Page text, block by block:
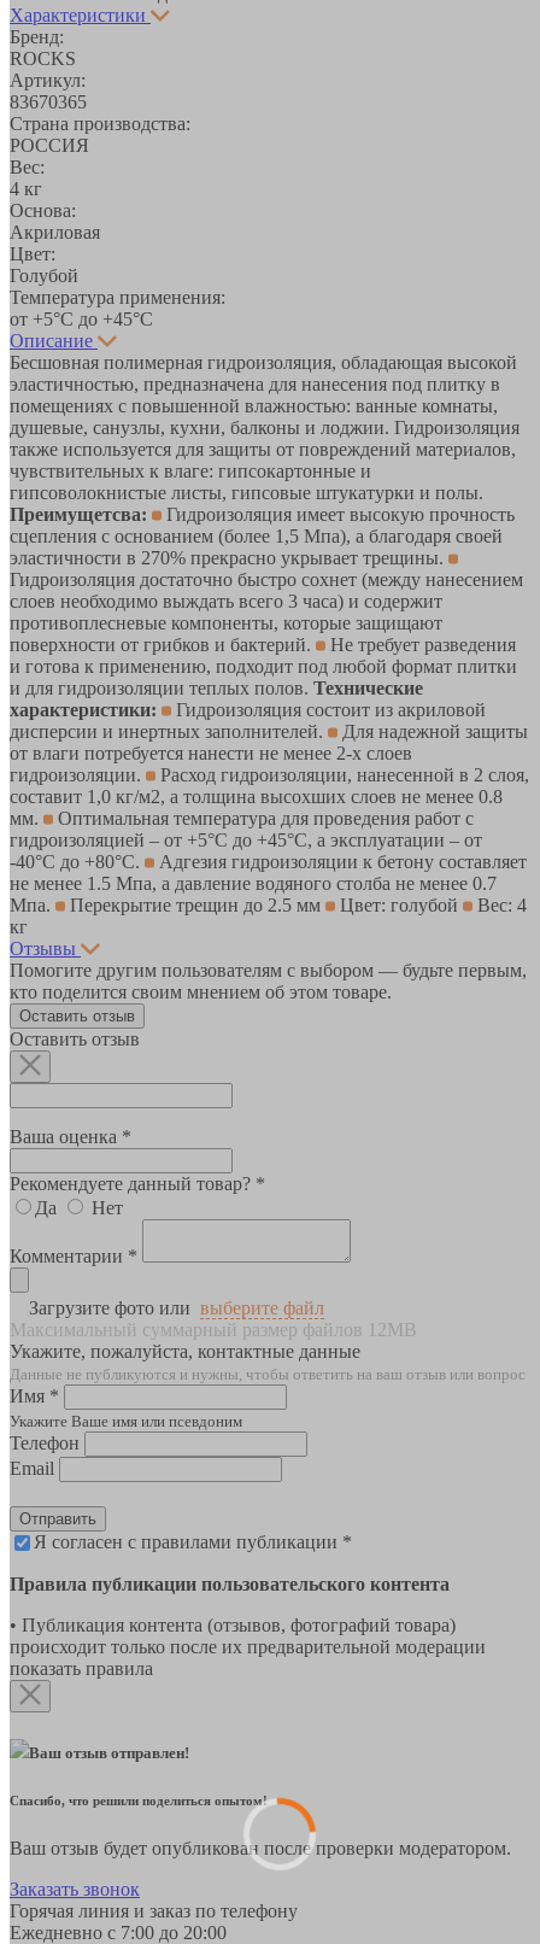
Характеристики
Бренд:
ROCKS
Артикул:
83670365
Страна производства:
РОССИЯ
Вес:
4 кг
Основа:
Акриловая
Цвет:
Голубой
Температура применения:
от +5°С до +45°С
Описание
Бесшовная полимерная гидроизоляция, обладающая высокой
эластичностью, предназначена для нанесения под плитку в
помещениях с повышенной влажностью: ванные комнаты,
душевые, санузлы, кухни, балконы и лоджии. Гидроизоляция
также используется для защиты от повреждений материалов,
чувствительных к влаге: гипсокартонные и
гипсоволокнистые листы, гипсовые штукатурки и полы.
Преимущетсва:
Гидроизоляция имеет высокую прочность
сцепления с основанием (более 1,5 Мпа), а благодаря своей
эластичности в 270% прекрасно укрывает трещины.
Гидроизоляция достаточно быстро сохнет (между нанесением
слоев необходимо выждать всего 3 часа) и содержит
противоплесневые компоненты, которые защищают
поверхности от грибков и бактерий.
Не требует разведения
и готова к применению, подходит под любой формат плитки
и для гидроизоляции теплых полов. Технические
характеристики:
Гидроизоляция состоит из акриловой
дисперсии и инертных заполнителей.
Для надежной защиты
от влаги потребуется нанести не менее 2-х слоев
гидроизоляции.
Расход гидроизоляции, нанесенной в 2 слоя,
составит 1,0 кг/м2, а толщина высохших слоев не менее 0.8
мм.
Оптимальная температура для проведения работ с
гидроизоляцией – от +5°С до +45°С, а эксплуатации – от
-40°С до +80°С.
Адгезия гидроизоляции к бетону составляет
не менее 1.5 Мпа, а давление водяного столба не менее 0.7
Мпа.
Перекрытие трещин до 2.5 мм Цвет: голубой
Вес: 4
кг
Отзывы
Помогите другим пользователям с выбором — будьте первым,
кто поделится своим мнением об этом товаре.
Оставить отзыв
Оставить отзыв
Ваша оценка *
Рекомендуете данный товар? *
Да
Нет
Комментарии *
Загрузите фото или выберите файл
Максимальный суммарный размер файлов 12MB
Укажите, пожалуйста, контактные данные
Данные не публикуются и нужны, чтобы ответить на ваш отзыв или вопрос
Имя *
Укажите Ваше имя или псевдоним
Телефон
Email
Отправить
Я согласен с правилами публикации *
Правила публикации пользовательского контента
• Публикация контента (отзывов, фотографий товара)
происходит только после их предварительной модерации
показать правила
Ваш отзыв отправлен!
Спасибо, что решили поделиться опытом!
Ваш отзыв будет опубликован после проверки модератором.
Заказать звонок
Горячая линия и заказ по телефону
Ежедневно с 7:00 до 20:00